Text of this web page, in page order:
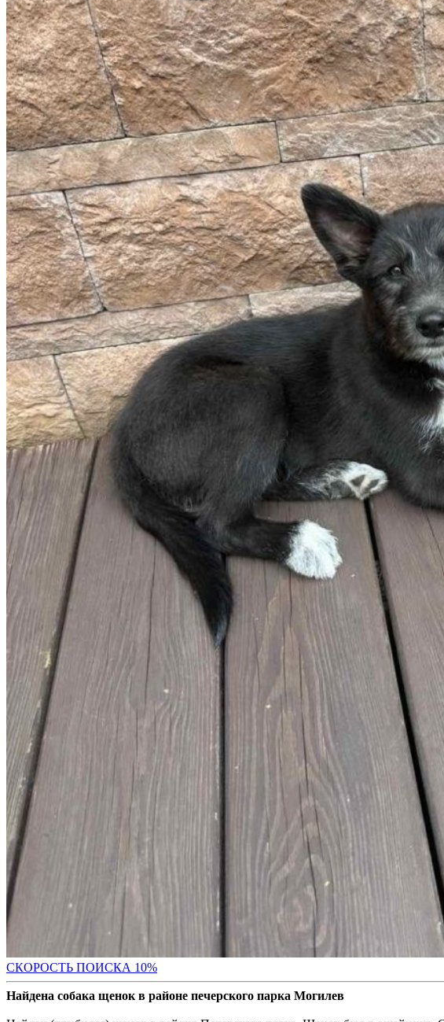
СКОРОСТЬ ПОИСКА 10%
Найдена собака щенок в районе печерского парка Могилев